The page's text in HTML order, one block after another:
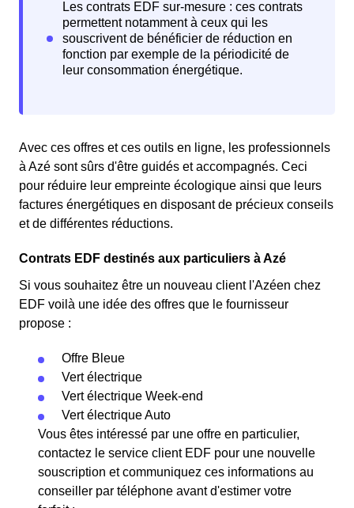
Avec ces offres et ces outils en ligne, les professionnels
à Azé sont sûrs d'être guidés et accompagnés. Ceci
pour réduire leur empreinte écologique ainsi que leurs
factures énergétiques en disposant de précieux conseils
et de différentes réductions.
Contrats EDF destinés aux particuliers à Azé
Si vous souhaitez être un nouveau client l'Azéen chez
EDF voilà une idée des offres que le fournisseur
propose :
Offre Bleue
Vert électrique
Vert électrique Week-end
Vert électrique Auto
Vous êtes intéressé par une offre en particulier,
contactez le service client EDF pour une nouvelle
souscription et communiquez ces informations au
conseiller par téléphone avant d'estimer votre